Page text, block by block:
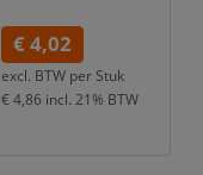
€ 4,02
excl. BTW per Stuk
€ 4,86 incl. 21% BTW